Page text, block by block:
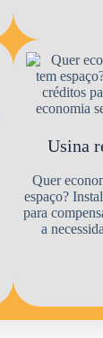
Usina
Quer
espaço?
para
a